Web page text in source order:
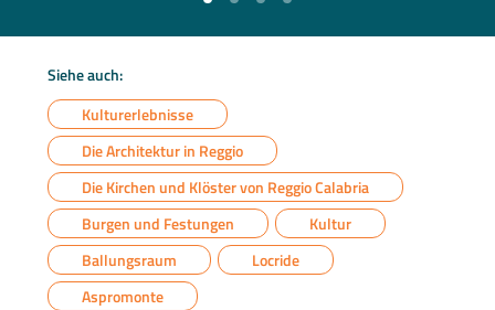
Siehe auch:
Kulturerlebnisse
Die Architektur in Reggio
Die Kirchen und Klöster von Reggio Calabria
Burgen und Festungen
Kultur
Ballungsraum
Locride
Aspromonte